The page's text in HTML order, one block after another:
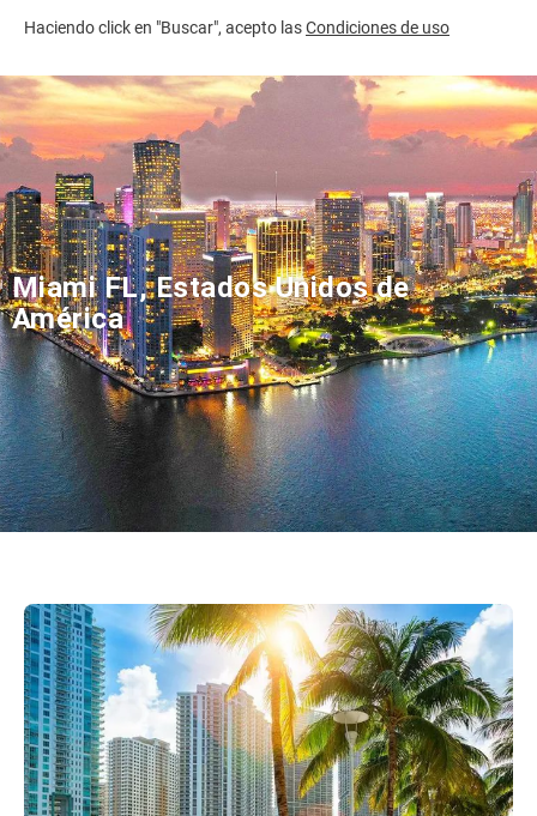
Miami FL, Estados Unidos de
América
Haciendo click en "Buscar", acepto lasCondiciones de uso